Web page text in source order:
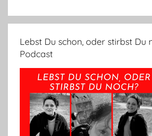
Lebst Du schon, oder stirbst Du
Podcast